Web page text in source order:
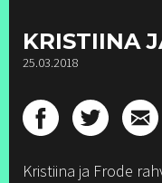
KRISTIINA
25.03.2018
Kristiina ja Frode